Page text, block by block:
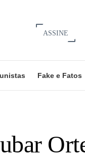
ASSINE
Fake e Fatos